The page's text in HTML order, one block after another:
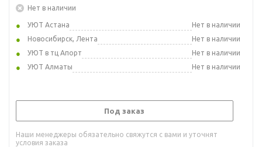
Нет в наличии
УЮТ Астана
Нет в наличии
Новосибирск, Лента
Нет в наличии
УЮТ в тц Апорт
Нет в наличии
УЮТ Алматы
Нет в наличии
Под заказ
Наши менеджеры обязательно свяжутся с вами и уточнят
условия заказа